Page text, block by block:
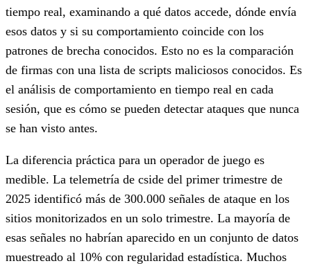
tiempo real, examinando a qué datos accede, dónde envía
esos datos y si su comportamiento coincide con los
patrones de brecha conocidos. Esto no es la comparación
de firmas con una lista de scripts maliciosos conocidos. Es
el análisis de comportamiento en tiempo real en cada
sesión, que es cómo se pueden detectar ataques que nunca
se han visto antes.
La diferencia práctica para un operador de juego es
medible. La telemetría de cside del primer trimestre de
2025 identificó más de 300.000 señales de ataque en los
sitios monitorizados en un solo trimestre. La mayoría de
esas señales no habrían aparecido en un conjunto de datos
muestreado al 10% con regularidad estadística. Muchos